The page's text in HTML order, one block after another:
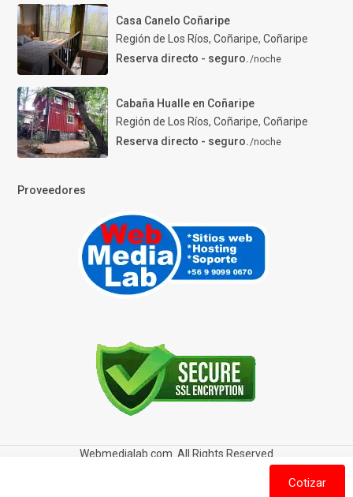
Casa Canelo Coñaripe
Región de Los Ríos, Coñaripe, Coñaripe
Reserva directo - seguro./noche
Cabaña Hualle en Coñaripe
Región de Los Ríos, Coñaripe, Coñaripe
Reserva directo - seguro./noche
Proveedores
Webmedialab.com. All Rights Reserved
Política de privacidad
Política de Cookies
Cotizar